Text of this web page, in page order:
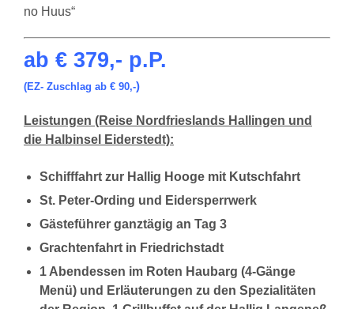
no Huus“
ab € 379,- p.P.
(EZ- Zuschlag ab € 90,-)
Leistungen (Reise Nordfrieslands Hallingen und
die Halbinsel Eiderstedt):
Schifffahrt zur Hallig Hooge mit Kutschfahrt
St. Peter-Ording und Eidersperrwerk
Gästeführer ganztägig an Tag 3
Grachtenfahrt in Friedrichstadt
1 Abendessen im Roten Haubarg (4-Gänge
Menü) und Erläuterungen zu den Spezialitäten